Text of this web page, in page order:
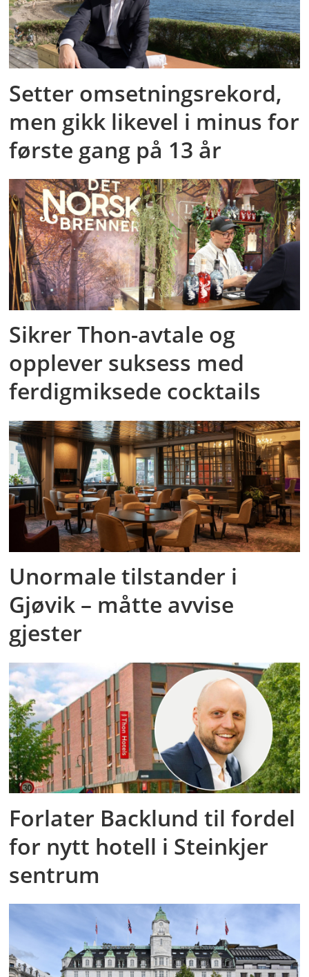
Setter omsetningsrekord,
men gikk likevel i minus for
første gang på 13 år
Sikrer Thon-avtale og
opplever suksess med
ferdigmiksede cocktails
Unormale tilstander i
Gjøvik – måtte avvise
gjester
Forlater Backlund til fordel
for nytt hotell i Steinkjer
sentrum